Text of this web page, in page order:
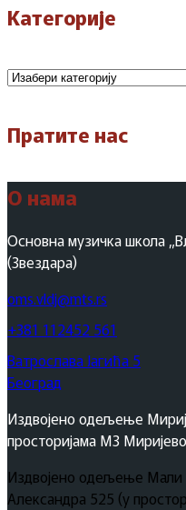
Категорије
Категорије
Пратите нас
О нама
Основна музичка школа
(Звездара)
oms.vldj@mts.rs
+381 112452 561
Ватрослава Јагића 5
Београд
Издвојено одељење
просторијама МЗ
Издвојено одељење
Александра 525 (у